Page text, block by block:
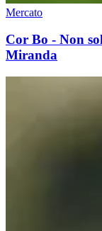
Mercato
Cor Bo - Non
Miranda